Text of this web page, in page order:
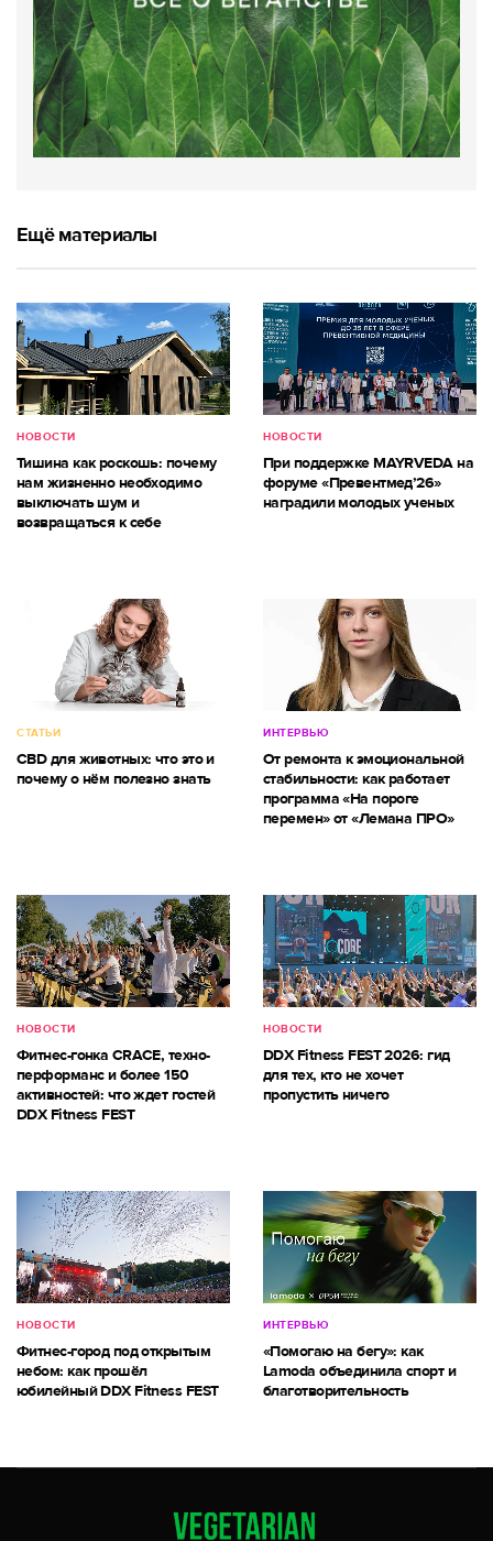
Ещё материалы
НОВОСТИ
Тишина как роскошь: почему
нам жизненно необходимо
выключать шум и
возвращаться к себе
НОВОСТИ
При поддержке MAYRVEDA на
форуме «Превентмед’26»
наградили молодых ученых
СТАТЬИ
CBD для животных: что это и
почему о нём полезно знать
ИНТЕРВЬЮ
От ремонта к эмоциональной
стабильности: как работает
программа «На пороге
перемен» от «Лемана ПРО»
НОВОСТИ
Фитнес-гонка CRACE, техно-
перформанс и более 150
активностей: что ждет гостей
DDX Fitness FEST
НОВОСТИ
DDX Fitness FEST 2026: гид
для тех, кто не хочет
пропустить ничего
НОВОСТИ
Фитнес-город под открытым
небом: как прошёл
юбилейный DDX Fitness FEST
ИНТЕРВЬЮ
«Помогаю на бегу»: как
Lamoda объединила спорт и
благотворительность